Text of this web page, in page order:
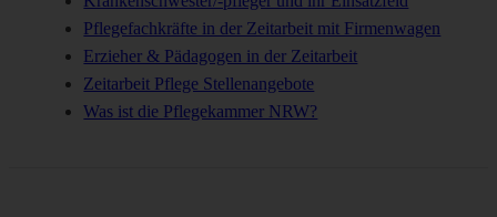
Pflegefachkräfte in der Zeitarbeit mit Firmenwagen
Erzieher & Pädagogen in der Zeitarbeit
Zeitarbeit Pflege Stellenangebote
Was ist die Pflegekammer NRW?